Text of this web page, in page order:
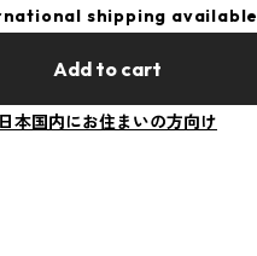
shipping available
Add to cart
日本国内にお住まいの方向け